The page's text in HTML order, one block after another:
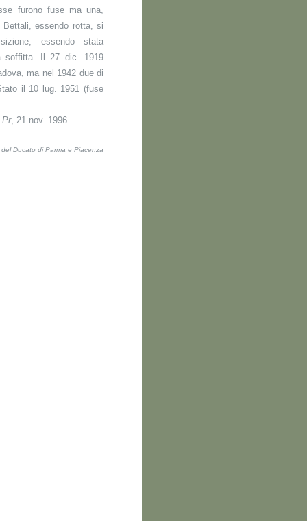
furono fuse ma una,
Bettali, essendo rotta, si
essendo stata
soffitta. Il 27 dic. 1919
ma nel 1942 due di
il 10 lug. 1951 (fuse
, 21 nov. 1996.
Ducato di Parma e Piacenza